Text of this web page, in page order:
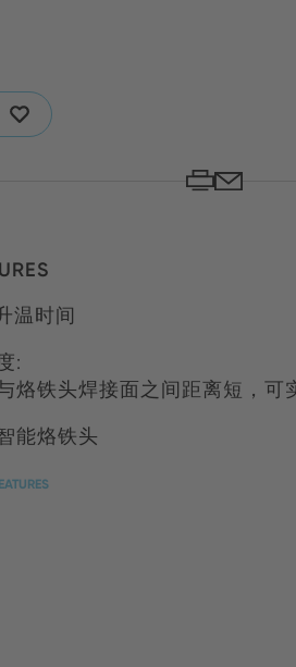
温时间
:
烙铁头焊接面之间距离短，可
能烙铁头